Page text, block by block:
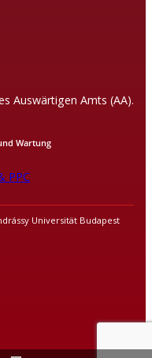
Auswärtigen Amts (AA).
Universität Budapest
Wartung